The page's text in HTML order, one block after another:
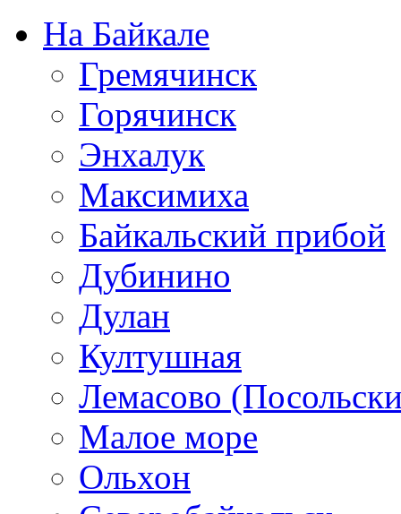
На Байкале
Гремячинск
Горячинск
Энхалук
Максимиха
Байкальский прибой
Дубинино
Дулан
Култушная
Лемасово
Малое море
Ольхон